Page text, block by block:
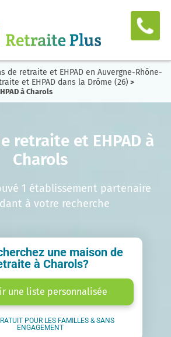
de retraite et EHPAD en Auvergne-Rhône-
et EHPAD dans la Drôme (26) >
à Charols
retraite et EHPAD à
Charols
1 établissement partenaire
à votre recherche
une maison de
à Charols?
une liste personnalisée
POUR LES FAMILLES & SANS
ENGAGEMENT